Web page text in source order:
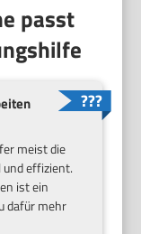
passt
meist die
und effizient.
ist ein
dafür mehr